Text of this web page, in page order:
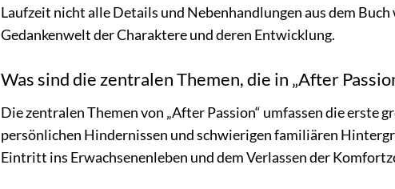
Laufzeit nicht alle Details und Nebenhandlungen aus dem
Gedankenwelt der Charaktere und deren Entwicklung.
Was sind die zentralen Themen, die in „After
Die zentralen Themen von „After Passion“ umfassen die erste
persönlichen Hindernissen und schwierigen familiären
Eintritt ins Erwachsenenleben und dem Verlassen der